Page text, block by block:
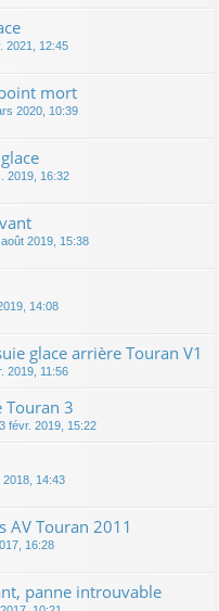
2021, 12:45
mort
2020, 10:39
2019, 16:32
août 2019, 15:38
14:08
glace arrière Touran V1
2019, 11:56
Touran 3
févr. 2019, 15:22
2018, 14:43
AV Touran 2011
16:28
panne introuvable